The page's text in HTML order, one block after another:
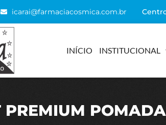
icarai@farmaciacosmica.com.br
INÍCIO INSTITUCIONAL
PREMIUM